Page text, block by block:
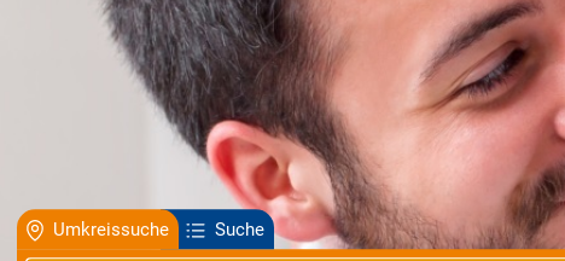
Umkreissuche Suche